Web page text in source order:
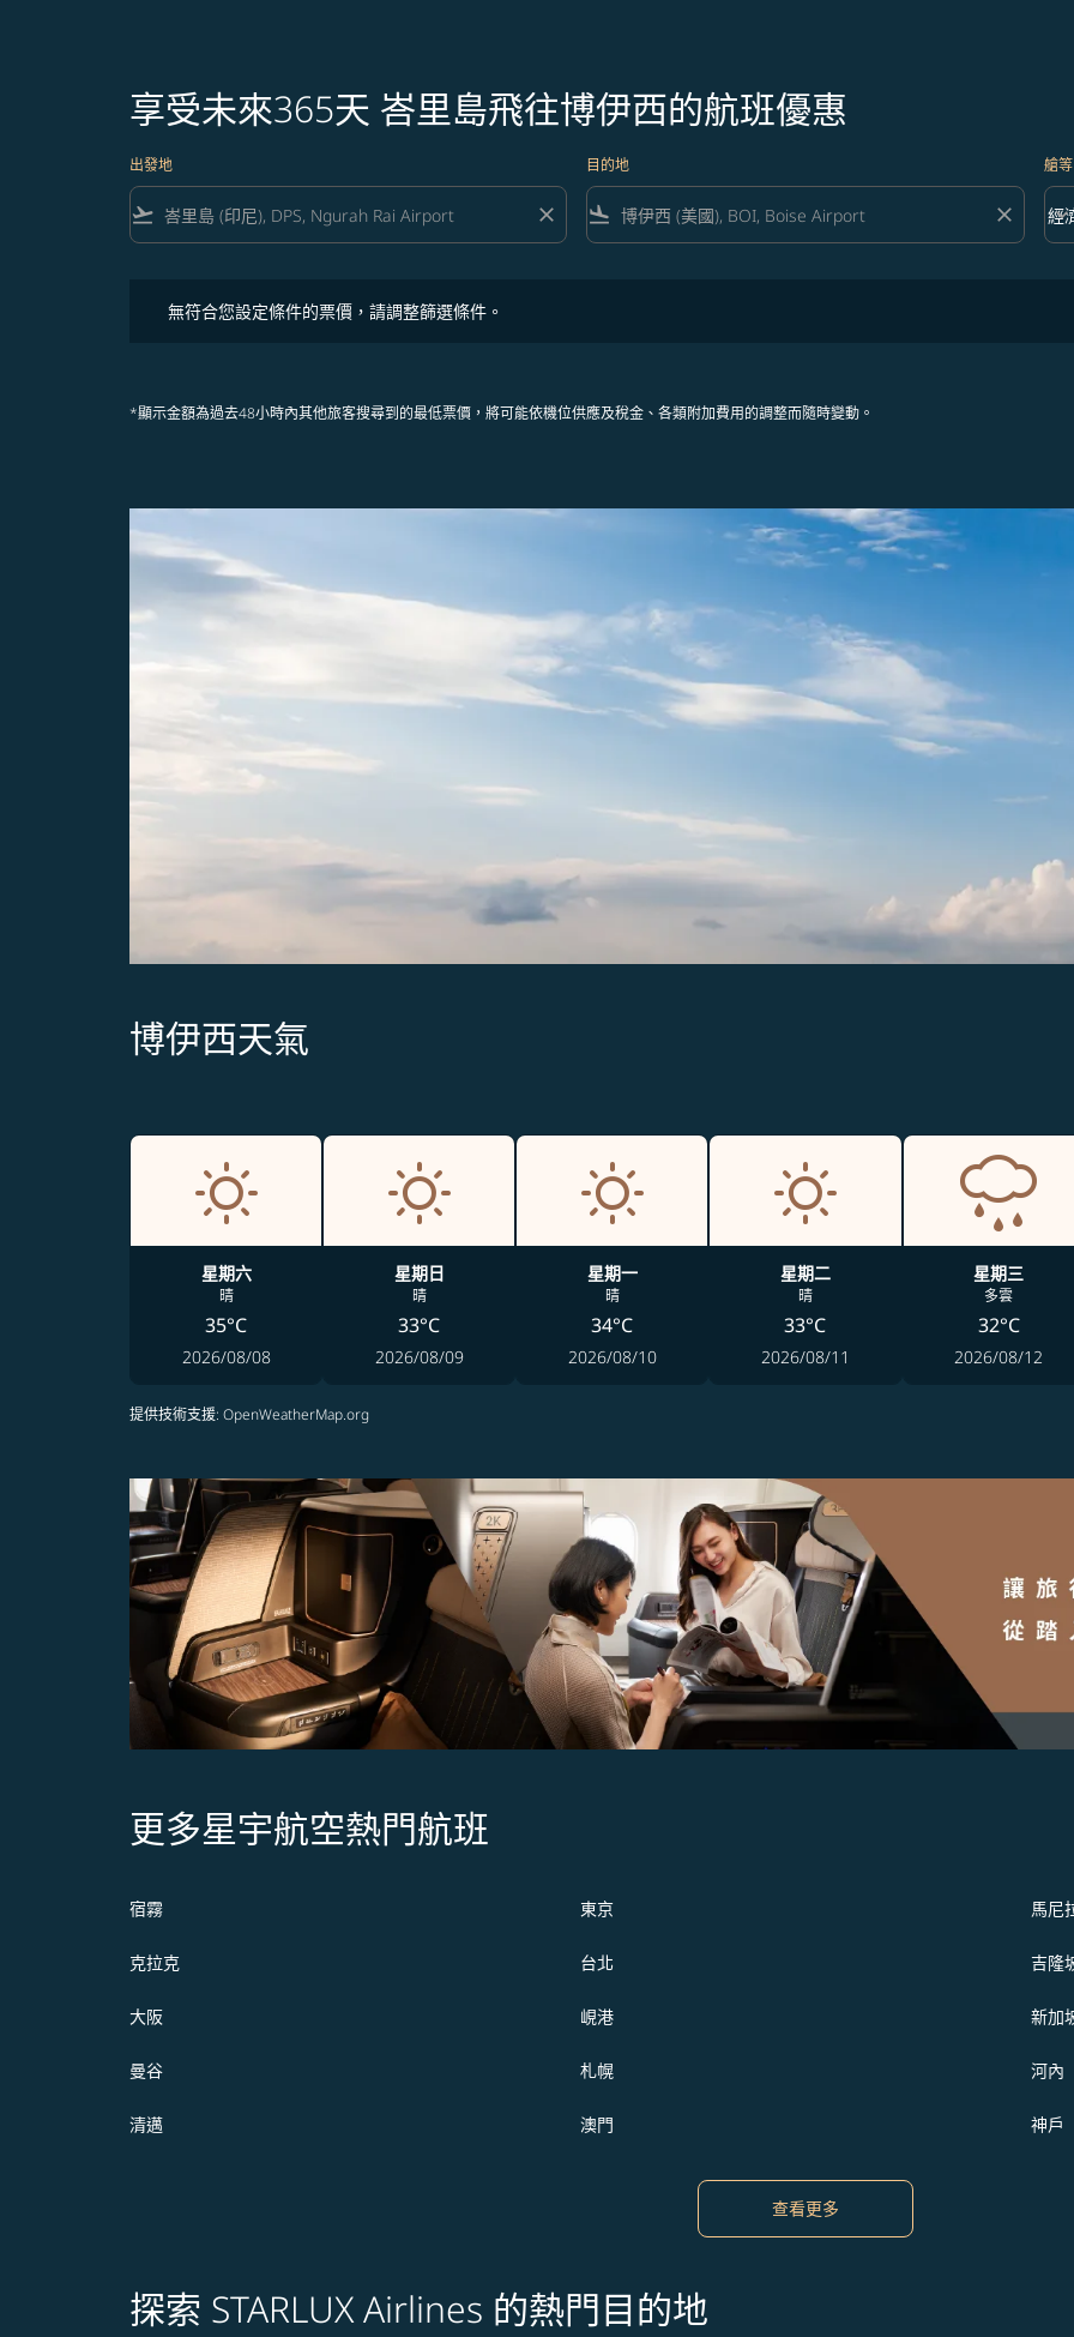
享受未來365天 峇里島飛往博伊西的航班優惠
出發地
flight_takeoff close
目的地
flight_land close
艙等
艙
經
keyboard_arrow_down
無符合您設定條件的票價，請調整篩選條件。
*顯示金額為過去48小時內其他旅客搜尋到的最低票價，將可能依機位供應及稅金、各類附加費用的調整而隨時變動。
博伊西天氣
星期六
晴
35°C
2026/08/08
星期日
晴
33°C
2026/08/09
星期一
晴
34°C
2026/08/10
星期二
晴
33°C
2026/08/11
星期三
多雲
32°C
2026/08/12
提供技術支援: OpenWeatherMap.org
更多星宇航空熱門航班
宿霧 東京 馬尼
克拉克 台北 吉隆
大阪 峴港 新加
曼谷 札幌 河內
清邁 澳門 神戶
查看更多
探索 STARLUX Airlines 的熱門目的地